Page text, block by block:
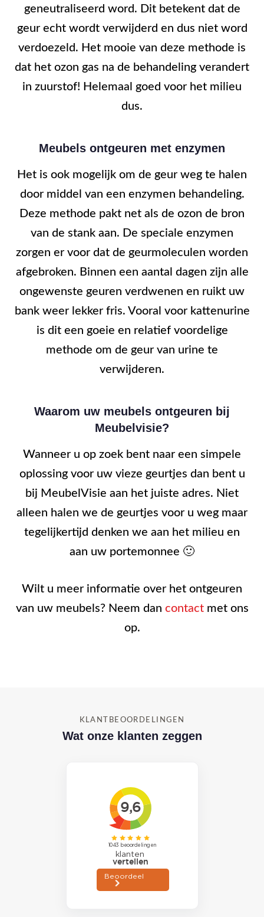
geneutraliseerd word. Dit betekent dat de
geur echt wordt verwijderd en dus niet word
verdoezeld. Het mooie van deze methode is
dat het ozon gas na de behandeling verandert
in zuurstof! Helemaal goed voor het milieu
dus.
Meubels ontgeuren met enzymen
Het is ook mogelijk om de geur weg te halen
door middel van een enzymen behandeling.
Deze methode pakt net als de ozon de bron
van de stank aan. De speciale enzymen
zorgen er voor dat de geurmoleculen worden
afgebroken. Binnen een aantal dagen zijn alle
ongewenste geuren verdwenen en ruikt uw
bank weer lekker fris. Vooral voor kattenurine
is dit een goeie en relatief voordelige
methode om de geur van urine te
verwijderen.
Waarom uw meubels ontgeuren bij
Meubelvisie?
Wanneer u op zoek bent naar een simpele
oplossing voor uw vieze geurtjes dan bent u
bij MeubelVisie aan het juiste adres. Niet
alleen halen we de geurtjes voor u weg maar
tegelijkertijd denken we aan het milieu en
aan uw portemonnee 🙂
Wilt u meer informatie over het ontgeuren
van uw meubels? Neem dan contactmet ons
op.
KLANTBEOORDELINGEN
Wat onze klanten zeggen